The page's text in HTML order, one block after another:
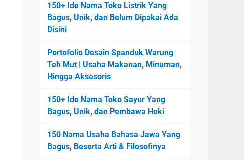
150+ Ide Nama Toko Listrik Yang
Bagus, Unik, dan Belum Dipakai Ada
Disini
Portofolio Desain Spanduk Warung
Teh Mut | Usaha Makanan, Minuman,
Hingga Aksesoris
150+ Ide Nama Toko Sayur Yang
Bagus, Unik, dan Pembawa Hoki
150 Nama Usaha Bahasa Jawa Yang
Bagus, Beserta Arti & Filosofinya